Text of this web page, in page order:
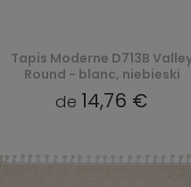
Tapis Moderne D713B
Round - blanc, niebieski
de 14,76 €